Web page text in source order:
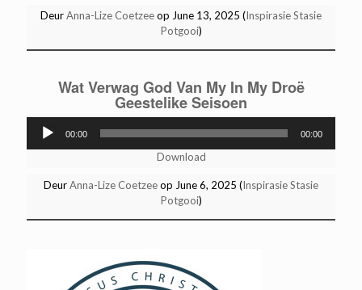
DeurAnna-Lize Coetzeeop June 13, 2025 (Inspirasie Stasie
Potgooi)
Wat Verwag God Van My In My Droë
Geestelike Seisoen
Player
00:00 00:00
Download
DeurAnna-Lize Coetzeeop June 6, 2025 (Inspirasie Stasie
Potgooi)